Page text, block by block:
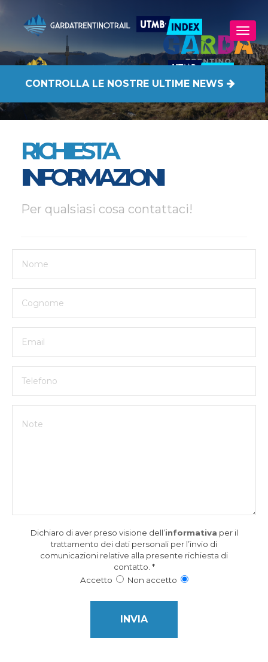
CONTROLLA LE NOSTRE ULTIME NEWS
RICHIESTA
INFORMAZIONI
Per qualsiasi cosa contattaci!
Dichiaro di aver preso visione dell’informativa per il
trattamento dei dati personali per l’invio di
comunicazioni relative alla presente richiesta di
contatto. *
Accetto
Non accetto